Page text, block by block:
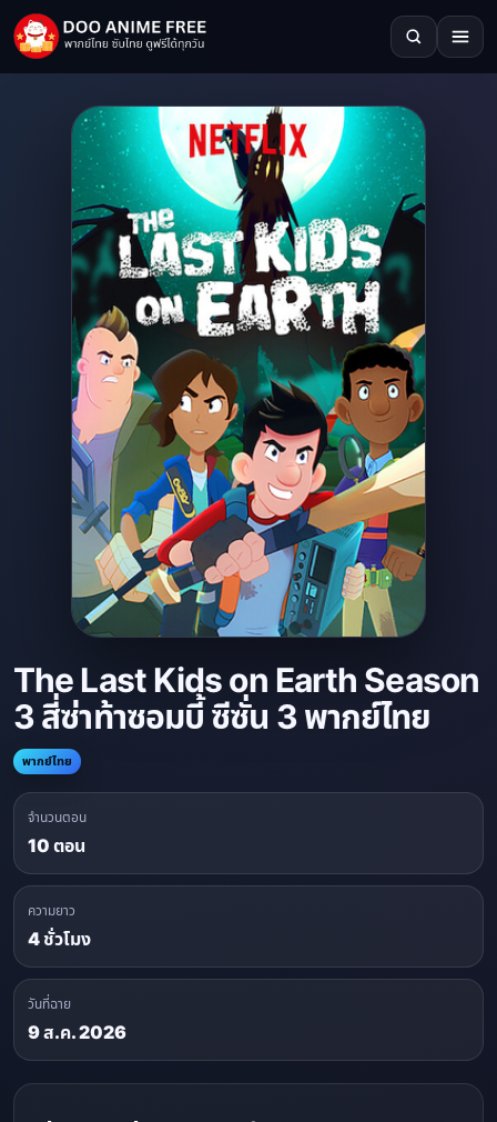
The Last Kids on Earth Season
3 สี่ซ่าท้าซอมบี้ ซีซั่น 3 พากย์ไทย
พากย์ไทย
จำนวนตอน
10 ตอน
ความยาว
4 ชั่วโมง
วันที่ฉาย
9 ส.ค. 2026